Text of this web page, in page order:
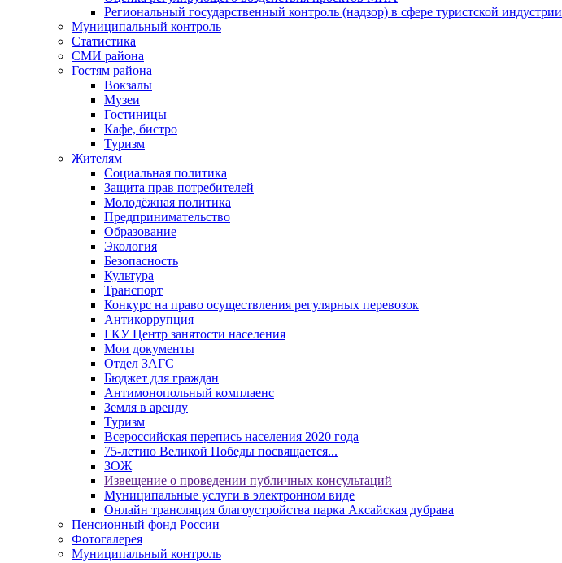
Региональный государственный контроль (надзор) в сфере туристской индустрии
Муниципальный контроль
Статистика
СМИ района
Гостям района
Вокзалы
Музеи
Гостиницы
Кафе, бистро
Туризм
Жителям
Социальная политика
Защита прав потребителей
Молодёжная политика
Предпринимательство
Образование
Экология
Безопасность
Культура
Транспорт
Конкурс на право осуществления регулярных перевозок
Антикоррупция
ГКУ Центр занятости населения
Мои документы
Отдел ЗАГС
Бюджет для граждан
Антимонопольный комплаенс
Земля в аренду
Туризм
Всероссийская перепись населения 2020 года
75-летию Великой Победы посвящается...
ЗОЖ
Извещение о проведении публичных консультаций
Муниципальные услуги в электронном виде
Онлайн трансляция благоустройства парка Аксайская дубрава
Пенсионный фонд России
Фотогалерея
Муниципальный контроль